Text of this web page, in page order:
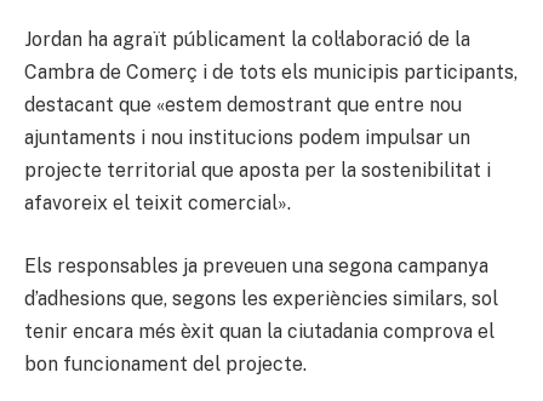
Jordan ha agraït públicament la col·laboració de la
Cambra de Comerç i de tots els municipis participants,
destacant que «estem demostrant que entre nou
ajuntaments i nou institucions podem impulsar un
projecte territorial que aposta per la sostenibilitat i
afavoreix el teixit comercial».
Els responsables ja preveuen una segona campanya
d’adhesions que, segons les experiències similars, sol
tenir encara més èxit quan la ciutadania comprova el
bon funcionament del projecte.